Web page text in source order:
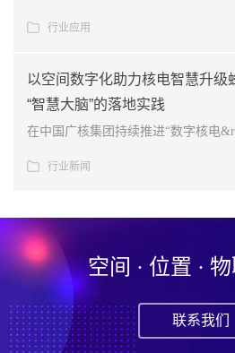
行业应用
以空间数字化助力核电智慧升级
“智慧大脑”的落地实践
在中国广核集团持续推进“数字核电
行业新闻
空间 · 位置 ·
联系我们